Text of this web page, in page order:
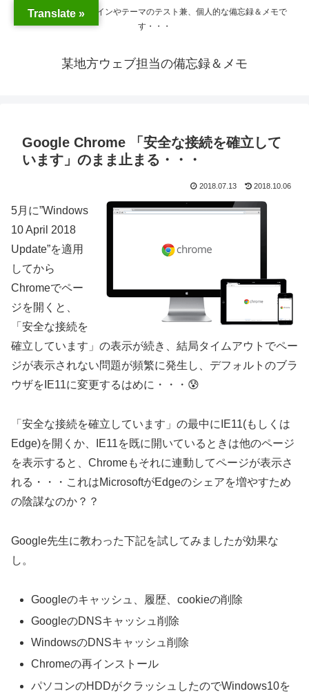
WordPressのプラグインやテーマのテスト兼、個人的な備忘録＆メモで
す・・・
某地方ウェブ担当の備忘録＆メモ
Google Chrome 「安全な接続を確立して
います」のまま止まる・・・
2018.07.13 2018.10.06
5月に”Windows
10 April 2018
Update”を適用
してから
Chromeでペー
ジを開くと、
「安全な接続を
確立しています」の表示が続き、結局タイムアウトでペー
ジが表示されない問題が頻繁に発生し、デフォルトのブラ
ウザをIE11に変更するはめに・・・😰
「安全な接続を確立しています」の最中にIE11(もしくは
Edge)を開くか、IE11を既に開いているときは他のページ
を表示すると、Chromeもそれに連動してページが表示さ
れる・・・これはMicrosoftがEdgeのシェアを増やすため
の陰謀なのか？？
Google先生に教わった下記を試してみましたが効果な
し。
Googleのキャッシュ、履歴、cookieの削除
GoogleのDNSキャッシュ削除
WindowsのDNSキャッシュ削除
Chromeの再インストール
パソコンのHDDがクラッシュしたのでWindows10を
Translate »